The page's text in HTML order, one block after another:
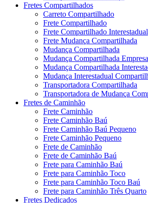
Fretes Compartilhados
Carreto Compartilhado
Frete Compartilhado
Frete Compartilhado Interestadual
Frete Mudança Compartilhada
Mudança Compartilhada
Mudança Compartilhada Empresa
Mudança Compartilhada
Mudança Interestadual
Transportadora Compartilhada
Transportadora de Mudança
Fretes de Caminhão
Frete Caminhão
Frete Caminhão Baú
Frete Caminhão Baú Pequeno
Frete Caminhão Pequeno
Frete de Caminhão
Frete de Caminhão Baú
Frete para Caminhão Baú
Frete para Caminhão Toco
Frete para Caminhão Toco Baú
Frete para Caminhão Três Quarto
Fretes Dedicados